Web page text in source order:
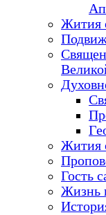
Жития
Жития
Гость
Жизнь